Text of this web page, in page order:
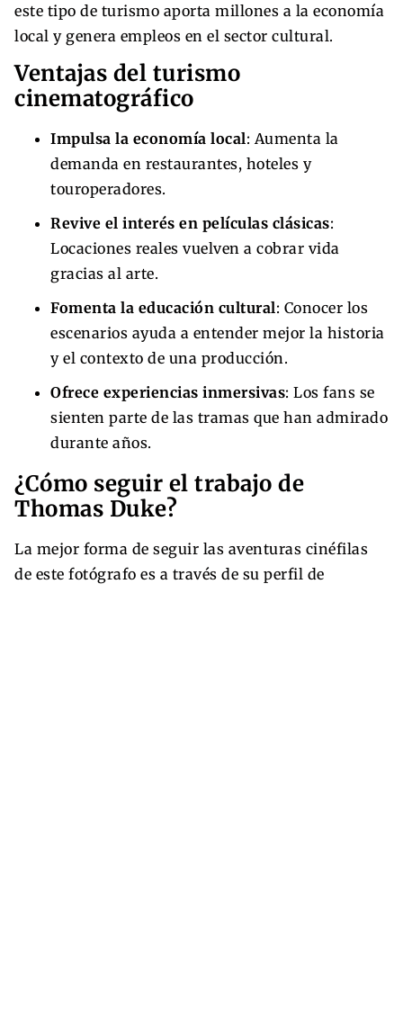
este tipo de turismo aporta millones a la economía
local y genera empleos en el sector cultural.
Ventajas del turismo
cinematográfico
Impulsa la economía local: Aumenta la
demanda en restaurantes, hoteles y
touroperadores.
Revive el interés en películas clásicas:
Locaciones reales vuelven a cobrar vida
gracias al arte.
Fomenta la educación cultural: Conocer los
escenarios ayuda a entender mejor la historia
y el contexto de una producción.
Ofrece experiencias inmersivas: Los fans se
sienten parte de las tramas que han admirado
durante años.
¿Cómo seguir el trabajo de
Thomas Duke?
La mejor forma de seguir las aventuras cinéfilas
de este fotógrafo es a través de su perfil de